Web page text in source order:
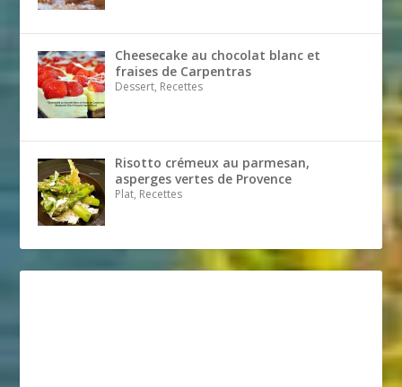
Cheesecake au chocolat blanc et
fraises de Carpentras
Dessert, Recettes
Risotto crémeux au parmesan,
asperges vertes de Provence
Plat, Recettes